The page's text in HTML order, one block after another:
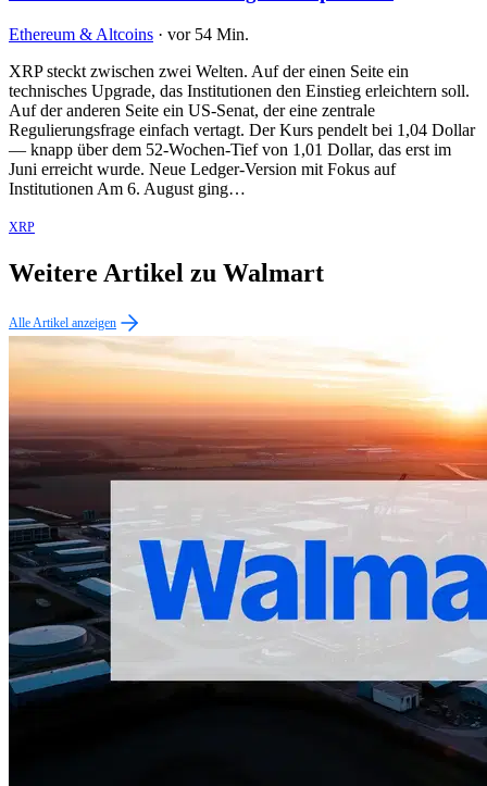
Ethereum & Altcoins · vor 54 Min.
XRP steckt zwischen zwei Welten. Auf der einen Seite ein
technisches Upgrade, das Institutionen den Einstieg erleichtern soll.
Auf der anderen Seite ein US-Senat, der eine zentrale
Regulierungsfrage einfach vertagt. Der Kurs pendelt bei 1,04 Dollar
— knapp über dem 52-Wochen-Tief von 1,01 Dollar, das erst im
Juni erreicht wurde. Neue Ledger-Version mit Fokus auf
Institutionen Am 6. August ging…
XRP
Weitere Artikel zu Walmart
Alle Artikel anzeigen